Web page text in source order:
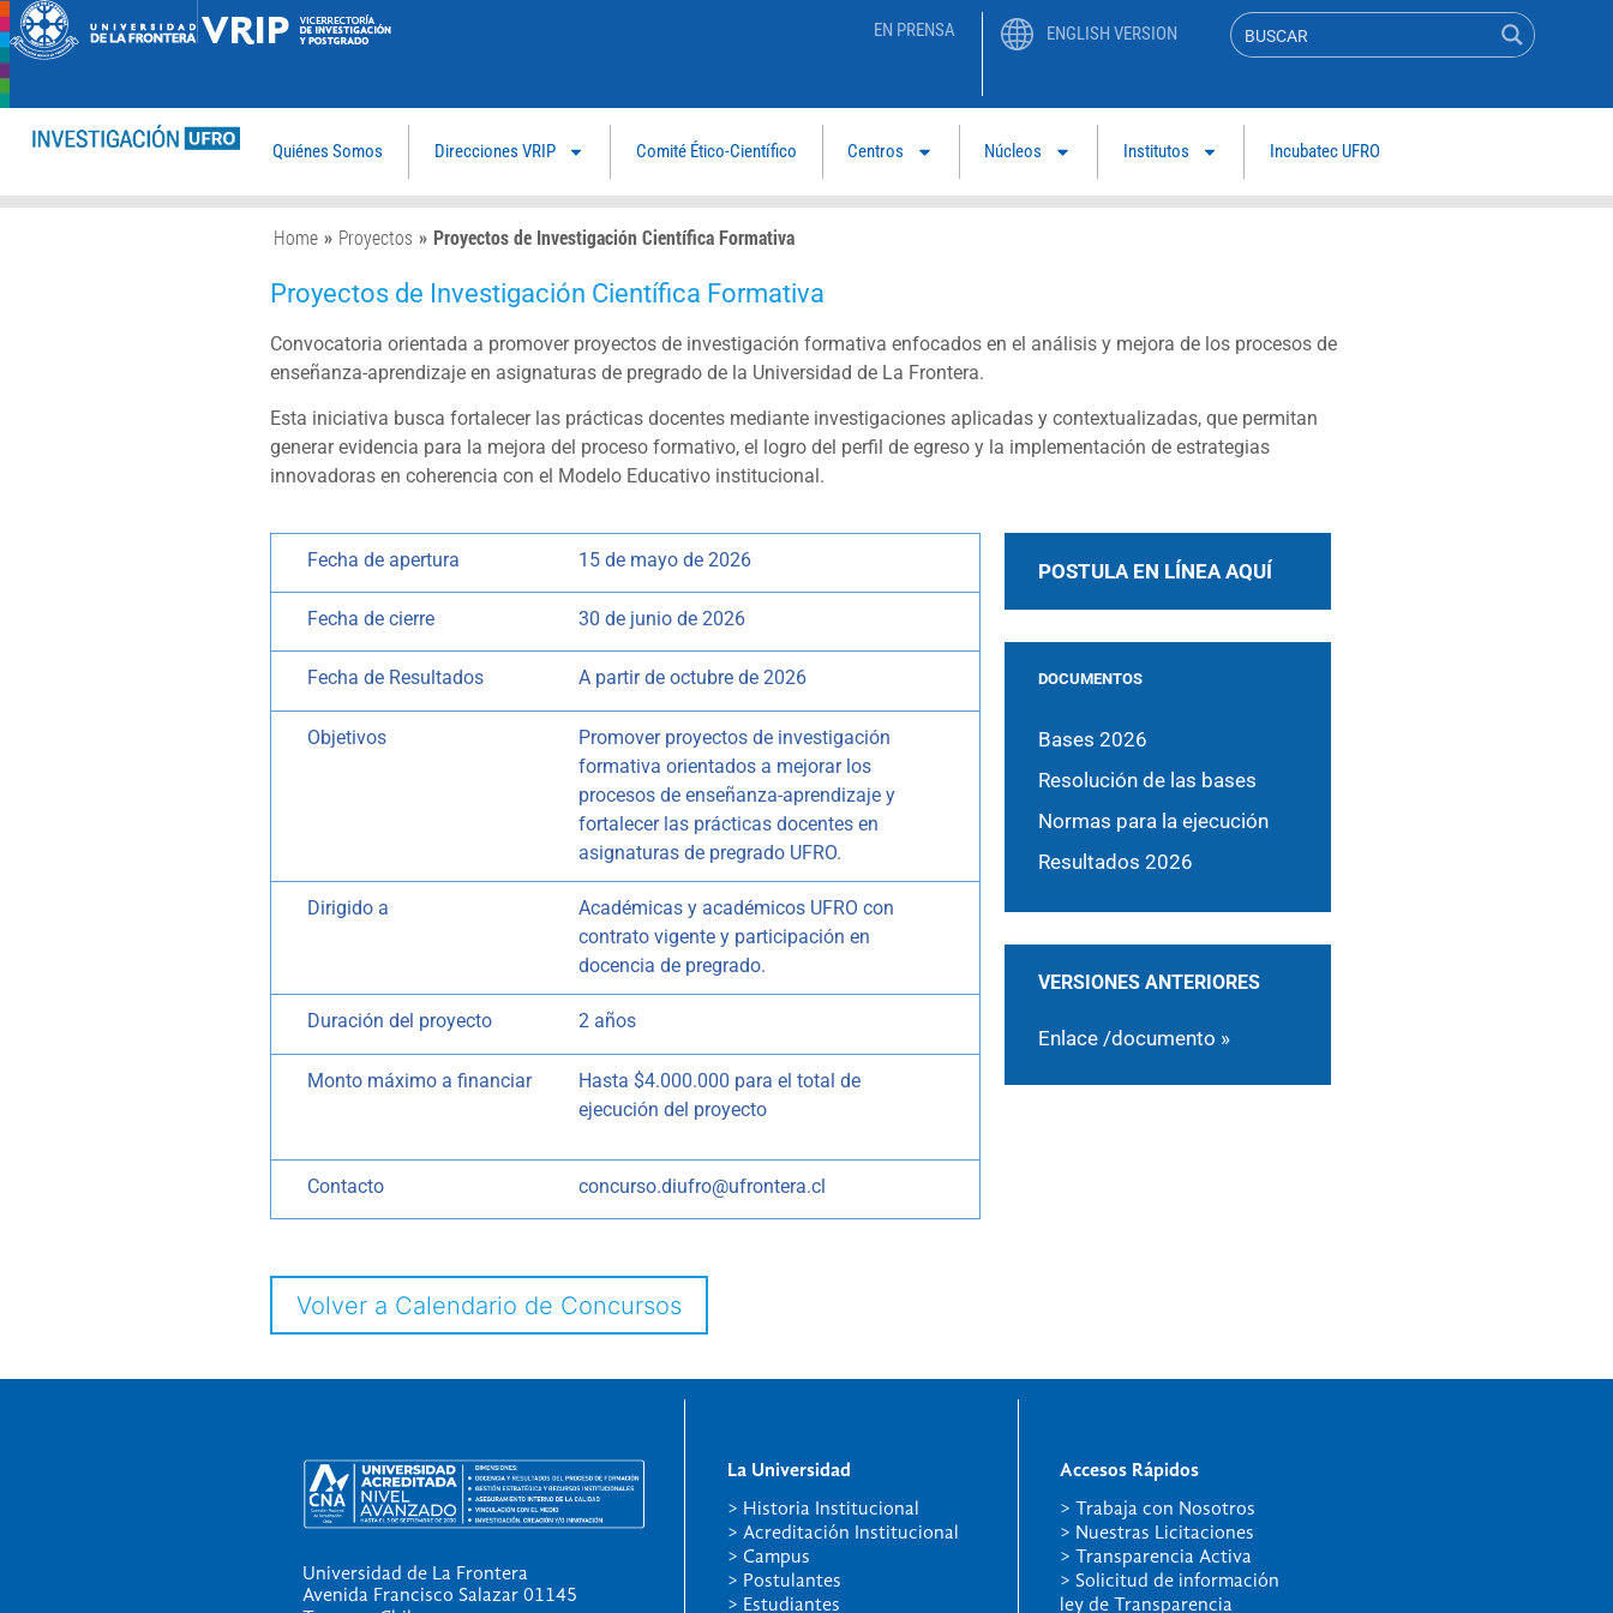
EN PRENSA ENGLISH VERSION
Quiénes Somos Direcciones VRIP Comité Ético-Científico Centros Núcleos Institutos Incubatec UFRO
Home » Proyectos » Proyectos de Investigación Científica Formativa
Proyectos de Investigación Científica Formativa
Convocatoria orientada a promover proyectos de investigación formativa enfocados en el análisis y mejora de los procesos de
enseñanza-aprendizaje en asignaturas de pregrado de la Universidad de La Frontera.
Esta iniciativa busca fortalecer las prácticas docentes mediante investigaciones aplicadas y contextualizadas, que permitan
generar evidencia para la mejora del proceso formativo, el logro del perfil de egreso y la implementación de estrategias
innovadoras en coherencia con el Modelo Educativo institucional.
Fecha de apertura 15 de mayo de 2026
Fecha de cierre 30 de junio de 2026
Fecha de Resultados A partir de octubre de 2026
Objetivos
Promover proyectos de investigación
formativa orientados a mejorar los
procesos de enseñanza-aprendizaje y
fortalecer las prácticas docentes en
asignaturas de pregrado UFRO.
Dirigido a
Académicas y académicos UFRO con
contrato vigente y participación en
docencia de pregrado.
Duración del proyecto 2 años
Monto máximo a financiar
Hasta $4.000.000 para el total de
ejecución del proyecto
Contacto concurso.diufro@ufrontera.cl
POSTULA EN LÍNEA AQUÍ
DOCUMENTOS
Bases 2026
Resolución de las bases
Normas para la ejecución
Resultados 2026
VERSIONES ANTERIORES
Enlace /documento »
Volver a Calendario de Concursos
Universidad de La Frontera
Avenida Francisco Salazar 01145
La Universidad
> Historia Institucional
> Acreditación Institucional
> Campus
> Postulantes
> Estudiantes
Accesos Rápidos
> Trabaja con Nosotros
> Nuestras Licitaciones
> Transparencia Activa
> Solicitud de información
ley de Transparencia